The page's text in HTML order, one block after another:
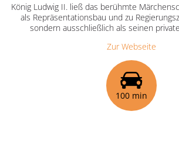
König Ludwig II. ließ das berühmte
als Repräsentationsbau und zu
sondern ausschließlich als seinen
Zur Webseite
100 min